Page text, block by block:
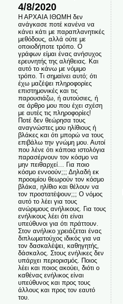
4/8/2020
Η ΑΡΧΑΙΑ ΙΘΩΜΗ δεν
ανάγκασε ποτέ κανένα να
κάνει κάτι με παραπλανητικές
μεθόδους, αλλά ούτε με
οποιοδήποτε τρόπο. Ο
γράφων είμαι ένας ανήσυχος
ερευνητής της αλήθειας. Και
αυτό το κάνω με νόμιμο
τρόπο. Τι σημαίνει αυτό; ότι
έχω μαζέψει πληροφορίες
επιστημονικές και τις
παρουσιάζω, ή αυτούσιες, ή
σε άρθρο μου που έχει σχέση
με αυτές τις πληροφορίες!
Ποτέ δεν θεώρησα τους
αναγνώστες μου ηλίθιους ή
βλάκες και ότι μπορώ να τους
επιβάλω την γνώμη μου. Αυτοί
που λένε ότι κάποια ιστολόγια
παρασέρνουν τον κόσμο να
μην πειθαρχεί… Για ποιο
κόσμο εννοούν;;; Δηλαδή εκ
προοιμίου θεωρούν τον κόσμο
βλάκα, ηλίθιο και θέλουν να
τον προστατέψουν;;; Ο νόμος
αυτό το λέει για τους
ανώριμους ανήλικους. Για τους
ενήλικους λέει ότι είναι
υπεύθυνοι για ότι πράττουν.
Στον ανήλικο χρειάζεται ένας
διπλωματούχος ιδικός για να
τον δασκαλέψει, καθηγητής,
δάσκαλος. Στους ενήλικες δεν
υπάρχει περιορισμός. Ποιος
λέει και ποιος ακούει, διότι ο
καθένας ενήλικος είναι
υπεύθυνος και προς τους
άλλους και προς τον εαυτό
του.